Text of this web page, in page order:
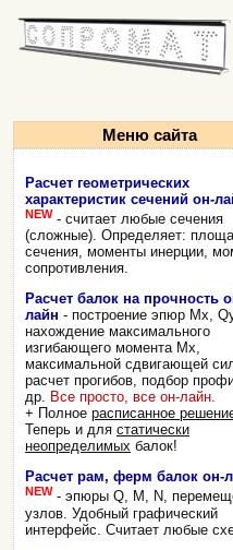
Меню сайта
Расчет геометрических
характеристик сечений он-
NEW - считает любые сечения
(сложные). Определяет:
сечения, моменты инерции,
сопротивления.
Расчет балок на прочность
лайн - построение эпюр Mx,
нахождение максимального
изгибающего момента Mx,
максимальной сдвигающей
расчет прогибов, подбор
др. Все просто, все он-лайн.
+ Полное расписанное
Теперь и для статически
неопределимых балок!
Расчет рам, ферм балок он-
NEW - эпюры Q, M, N,
узлов. Удобный графический
интерфейс. Считает любые